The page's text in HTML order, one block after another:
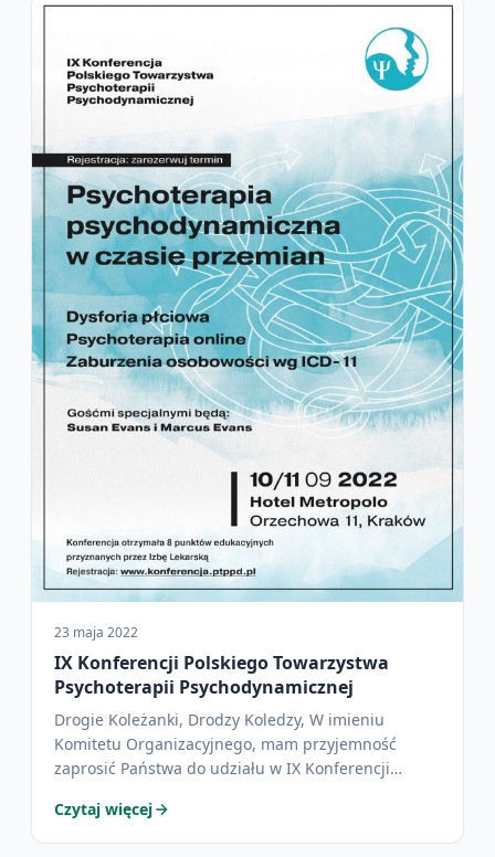
23 maja 2022
IX Konferencji Polskiego Towarzystwa
Psychoterapii Psychodynamicznej
Drogie Koleżanki, Drodzy Koledzy, W imieniu
Komitetu Organizacyjnego, mam przyjemność
zaprosić Państwa do udziału w IX Konferencji
Czytaj więcej